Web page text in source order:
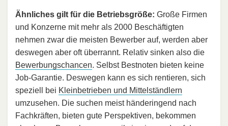
Ähnliches gilt für die Betriebsgröße: Große Firmen
und Konzerne mit mehr als 2000 Beschäftigten
nehmen zwar die meisten Bewerber auf, werden aber
deswegen aber oft überrannt. Relativ sinken also die
Bewerbungschancen. Selbst Bestnoten bieten keine
Job-Garantie. Deswegen kann es sich rentieren, sich
speziell bei Kleinbetrieben und Mittelständlern
umzusehen. Die suchen meist händeringend nach
Fachkräften, bieten gute Perspektiven, bekommen